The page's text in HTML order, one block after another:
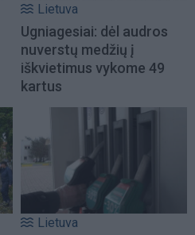
Lietuva
Ugniagesiai: dėl audros
nuverstų medžių į
iškvietimus vykome 49
kartus
Lietuva